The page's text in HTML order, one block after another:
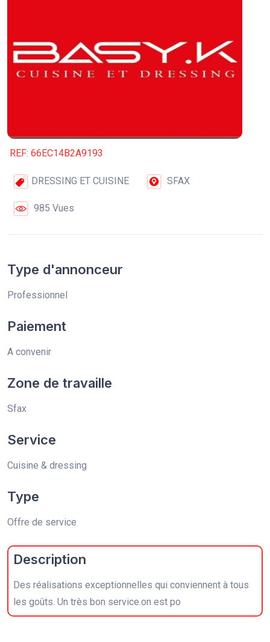
REF: 66EC14B2A9193
DRESSING ET CUISINE SFAX
985 Vues
Type d'annonceur
Professionnel
Paiement
A convenir
Zone de travaille
Sfax
Service
Cuisine & dressing
Type
Offre de service
Description
Des réalisations exceptionnelles qui conviennent à tous
les goûts. Un très bon service.on est po